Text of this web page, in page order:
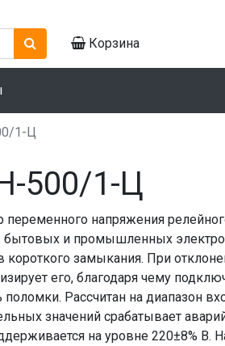
Корзина
1-Ц
500/1-Ц
напряжения
бытовых и промышленных
короткого замыкания. При
его, благодаря чему
поломки. Рассчитан на диапазон
значений срабатывает
на уровне 220±8% В.